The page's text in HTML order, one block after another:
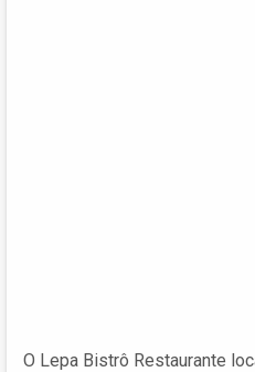
O Lepa Bistrô Restaurante